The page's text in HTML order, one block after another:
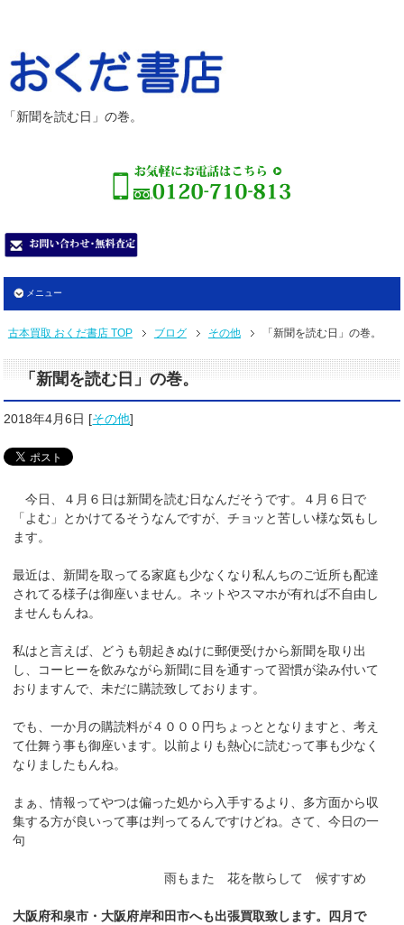
「新聞を読む日」の巻。
メニュー
古本買取 おくだ書店 TOP ブログ その他 「新聞を読む日」の巻。
「新聞を読む日」の巻。
2018年4月6日 [その他]
今日、４月６日は新聞を読む日なんだそうです。４月６日で
「よむ」とかけてるそうなんですが、チョッと苦しい様な気もし
ます。
最近は、新聞を取ってる家庭も少なくなり私んちのご近所も配達
されてる様子は御座いません。ネットやスマホが有れば不自由し
ませんもんね。
私はと言えば、どうも朝起きぬけに郵便受けから新聞を取り出
し、コーヒーを飲みながら新聞に目を通すって習慣が染み付いて
おりますんで、未だに購読致しております。
でも、一か月の購読料が４０００円ちょっととなりますと、考え
て仕舞う事も御座います。以前よりも熱心に読むって事も少なく
なりましたもんね。
まぁ、情報ってやつは偏った処から入手するより、多方面から収
集する方が良いって事は判ってるんですけどね。さて、今日の一
句
雨もまた 花を散らして 候すすめ
大阪府和泉市・大阪府岸和田市へも出張買取致します。四月で